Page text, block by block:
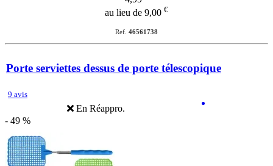
au lieu de 9,00 €
Ref. 46561738
Porte serviettes dessus de porte télescopique
9 avis
En Réappro.
- 49 %